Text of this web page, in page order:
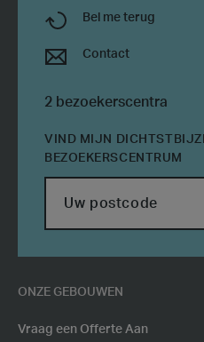
ONZE GEBOUWEN
Vraag een Offerte Aan
Bel me terug
Contact
2 bezoekerscentra
VIND MIJN
BEZOEKERSCENTRUM
POSTCODE